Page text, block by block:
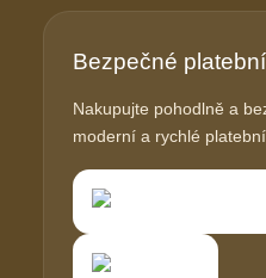
Bezpečné
Nakupujte pohodlně a
moderní a rychlé